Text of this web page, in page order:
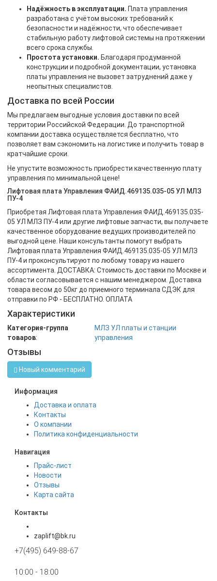
Надёжность в эксплуатации. Плата управления
разработана с учётом высоких требований к
безопасности и надёжности, что обеспечивает
стабильную работу лифтовой системы на протяжении
всего срока службы.
Простота установки. Благодаря продуманной
конструкции и подробной документации, установка
платы управления не вызовет затруднений даже у
неопытных специалистов.
Доставка по всей России
Мы предлагаем выгодные условия доставки по всей
территории Российской Федерации. До транспортной
компании доставка осуществляется бесплатно, что
позволяет вам сэкономить на логистике и получить товар в
кратчайшие сроки.
Не упустите возможность приобрести качественную плату
управления по минимальной цене!
Лифтовая плата Управления ФАИД.469135.035-05 УЛ МЛЗ
ПУ-4
Приобретая Лифтовая плата Управления ФАИД.469135.035-
05 УЛ МЛЗ ПУ-4 или другие лифтовые запчасти, вы получаете
качественное оборудование ведущих производителей по
выгодной цене. Наши консультанты помогут выбрать
Лифтовая плата Управления ФАИД.469135.035-05 УЛ МЛЗ
ПУ-4 и проконсультируют по любому товару из нашего
ассортимента. ДОСТАВКА: Стоимость доставки по Москве и
области согласовывается с нашим менеджером. Доставка
товара весом до 50кг до приемного терминала СДЭК для
отправки по РФ - БЕСПЛАТНО. ОПЛАТА
Характеристики
Категория-группа
товаров:
МЛЗ УЛ платы и станции
управления
Отзывы
Новый комментарий
Информация
Доставка и оплата
Контакты
О компании
Политика конфиденциальности
Навигация
Прайс-лист
Новости
Отзывы
Карта сайта
Контакты
zaplift@bk.ru
+7(495) 649-88-67
10:00 - 18:00